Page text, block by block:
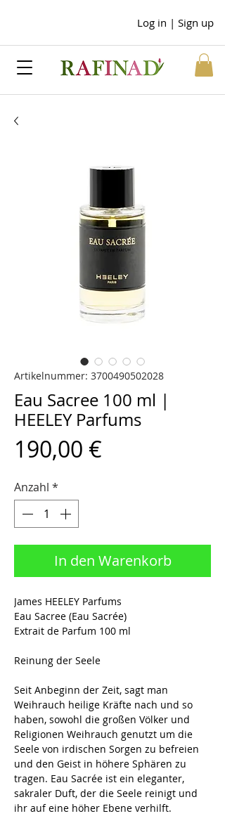
Log in | Sign up
Artikelnummer: 3700490502028
Eau Sacree 100 ml |
HEELEY Parfums
190,00 €
Anzahl *
In den Warenkorb
James HEELEY Parfums
Eau Sacree (Eau Sacrée)
Extrait de Parfum 100 ml
Reinung der Seele
Seit Anbeginn der Zeit, sagt man
Weihrauch heilige Kräfte nach und so
haben, sowohl die großen Völker und
Religionen Weihrauch genutzt um die
Seele von irdischen Sorgen zu befreien
und den Geist in höhere Sphären zu
tragen. Eau Sacrée ist ein eleganter,
sakraler Duft, der die Seele reinigt und
ihr auf eine höher Ebene verhilft.